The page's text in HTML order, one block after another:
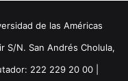
de las Américas
S/N. San Andrés Cholula,
222 229 20 00 |